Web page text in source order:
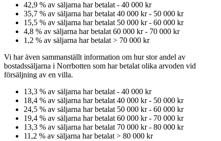
42,9 % av säljarna har betalat - 40 000 kr
35,7 % av säljarna har betalat 40 000 kr- 50 000 kr
15,5 % av säljarna har betalat 50 000 kr- 60 000 kr
4,8 % av säljarna har betalat 60 000 kr- 70 000 kr
1,2 % av säljarna har betalat > 70 000 kr
Vi har även sammanställt information om hur stor andel av
bostadssäljarna i Norrbotten som har betalat olika arvoden vid
försäljning av en villa.
13,3 % av säljarna har betalat - 40 000 kr
18,4 % av säljarna har betalat 40 000 kr- 50 000 kr
24,5 % av säljarna har betalat 50 000 kr- 60 000 kr
19,4 % av säljarna har betalat 60 000 kr- 70 000 kr
13,3 % av säljarna har betalat 70 000 kr- 80 000 kr
11,2 % av säljarna har betalat > 80 000 kr